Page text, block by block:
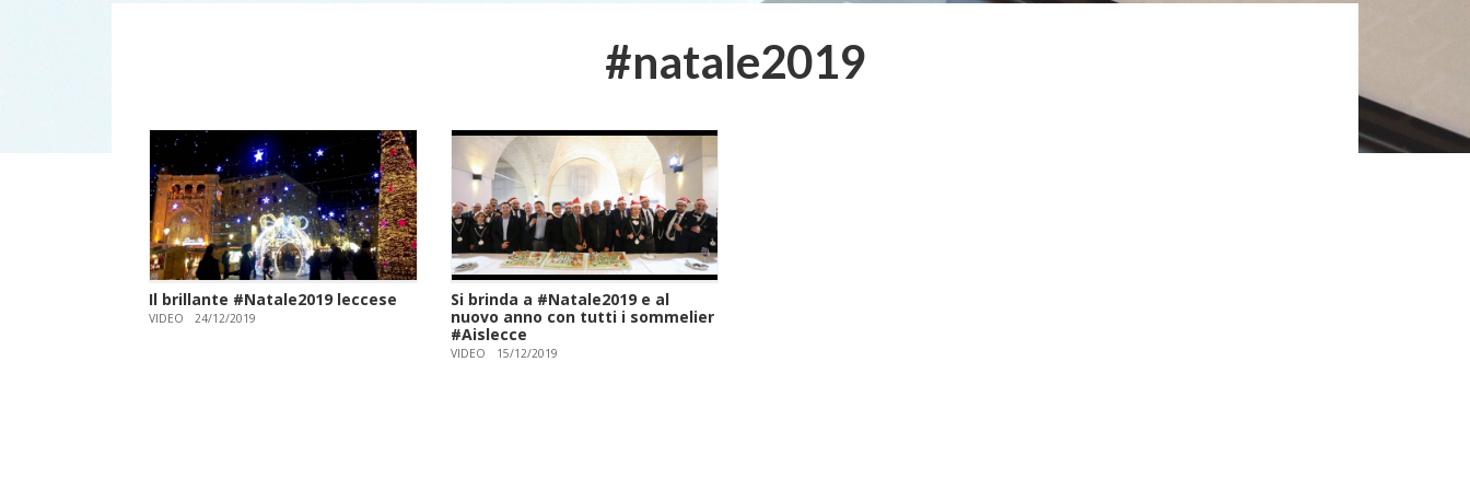
#natale2019
Il brillante #Natale2019 leccese
VIDEO 24/12/2019
Si brinda a #Natale2019 e al
nuovo anno con tutti i sommelier
#Aislecce
VIDEO 15/12/2019